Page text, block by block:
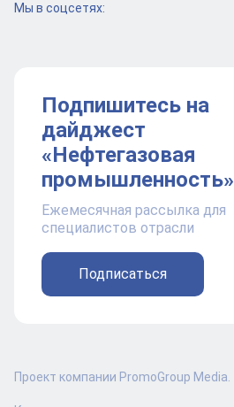
Мы в соцсетях:
Подпишитесь на
дайджест
«Нефтегазовая
промышленность»
Ежемесячная рассылка для
специалистов отрасли
Подписаться
Проект компании PromoGroup Media.